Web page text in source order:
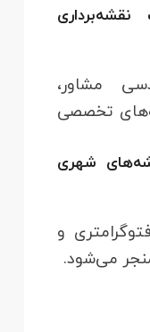
مشاور،
تخصصی
شهری
و